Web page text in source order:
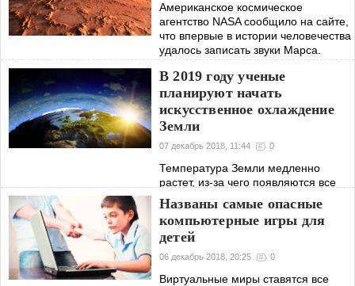
Американское космическое
агентство NASA сообщило на сайте,
что впервые в истории человечества
удалось записать звуки Марса.
Теперь любой желающий может
послушать шум ветра соседней
планеты.
В 2019 году ученые
планируют начать
искусственное охлаждение
Земли
07 декабрь 2018, 11:44 0
Температура Земли медленно
растет, из-за чего появляются все
новые и новые проблемы. Более
того, глобальное потепление
негативно скажется не только на
климате, но и на уровне мирового
океана, который
Названы самые опасные
компьютерные игры для
детей
06 декабрь 2018, 20:25 0
Виртуальные миры ставятся все